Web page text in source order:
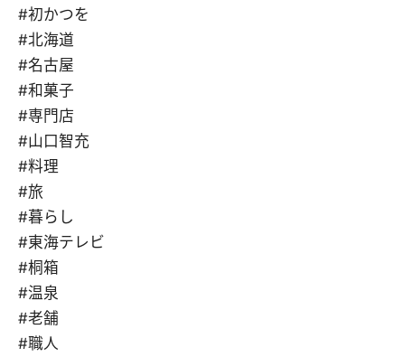
#初かつを
#北海道
#名古屋
#和菓子
#専門店
#山口智充
#料理
#旅
#暮らし
#東海テレビ
#桐箱
#温泉
#老舗
#職人